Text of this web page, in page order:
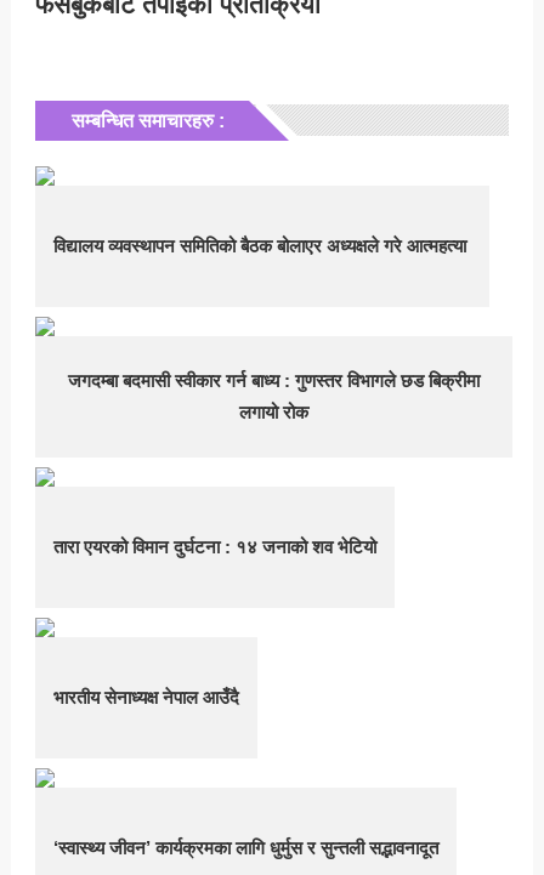
सम्बन्धित समाचारहरु :
विद्यालय व्यवस्थापन समितिको बैठक बोलाएर अध्यक्षले गरे आत्महत्या
जगदम्बा बदमासी स्वीकार गर्न बाध्य : गुणस्तर विभागले छड बिक्रीमा
लगायो रोक
तारा एयरको विमान दुर्घटना : १४ जनाको शव भेटियो
भारतीय सेनाध्यक्ष नेपाल आउँदै
‘स्वास्थ्य जीवन’ कार्यक्रमका लागि धुर्मुस र सुन्तली सद्भावनादूत